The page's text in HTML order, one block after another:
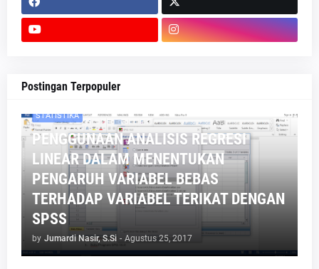
Postingan Terpopuler
STATISTIKA
PENGGUNAAN ANALISIS REGRESI
LINEAR DALAM MENENTUKAN
PENGARUH VARIABEL BEBAS
TERHADAP VARIABEL TERIKAT DENGAN
SPSS
by Jumardi Nasir, S.Si - Agustus 25, 2017